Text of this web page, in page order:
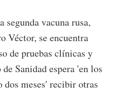
vacuna rusa,
Véctor, se encuentra
de pruebas clínicas y
Sanidad espera 'en los
meses' recibir otras